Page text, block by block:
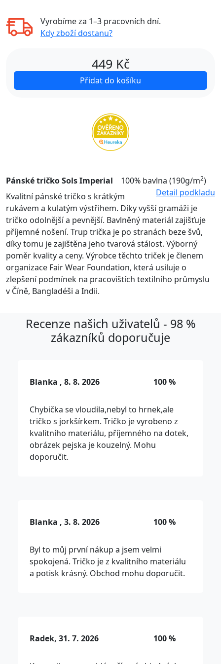
Vyrobíme za 1–3 pracovních dní.
Kdy zboží dostanu?
449 Kč
Přidat do košíku
Pánské tričko Sols Imperial 100% bavlna (190g/m2)
Detail podkladu
Kvalitní pánské tričko s krátkým
rukávem a kulatým výstřihem. Díky vyšší gramáži je
tričko odolnější a pevnější. Bavlněný materiál zajišťuje
příjemné nošení. Trup trička je po stranách beze švů,
díky tomu je zajištěna jeho tvarová stálost. Výborný
poměr kvality a ceny. Výrobce těchto triček je členem
organizace Fair Wear Foundation, která usiluje o
zlepšení podmínek na pracovištích textilního průmyslu
v Číně, Bangladéši a Indii.
Recenze našich uživatelů - 98 %
zákazníků doporučuje
Blanka , 8. 8. 2026 100 %
Chybička se vloudila,nebyl to hrnek,ale
tričko s jorkšírkem. Tričko je vyrobeno z
kvalitního materiálu, příjemného na dotek,
obrázek pejska je kouzelný. Mohu
doporučit.
Blanka , 3. 8. 2026 100 %
Byl to můj první nákup a jsem velmi
spokojená. Tričko je z kvalitního materiálu
a potisk krásný. Obchod mohu doporučit.
Radek, 31. 7. 2026 100 %